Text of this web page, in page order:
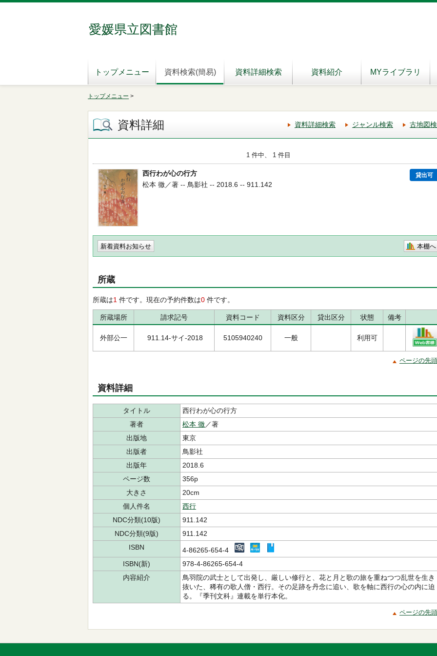
愛媛県立図書館
トップメニュー 資料検索(簡易) 資料詳細検索 資料紹介 MYライブラリ
トップメニュー >
資料詳細 資料詳細検索 ジャンル検索 古地図
1 件中、 1 件目
西行わが心の行方 貸出可
松本 徹／著 -- 鳥影社 -- 2018.6 -- 911.142
新着資料お知らせ 本棚へ
所蔵
所蔵は1 件です。現在の予約件数は0 件です。
所蔵場所 請求記号 資料コード 資料区分 貸出区分 状態 備考
外部公一 911.14-サイ-2018 5105940240 一般 利用可
ページの先
資料詳細
タイトル
西行わが心の行方
著者
松本 徹／著
出版地
東京
出版者
鳥影社
出版年
2018.6
ページ数
356p
大きさ
20cm
個人件名
西行
NDC分類(10版)
911.142
NDC分類(9版)
911.142
ISBN
4-86265-654-4
ISBN(新)
978-4-86265-654-4
内容紹介
鳥羽院の武士として出発し、厳しい修行と、花と月と歌の旅を重ねつつ乱世を生き
抜いた、稀有の歌人僧・西行。その足跡を丹念に追い、歌を軸に西行の心の内に迫
る。『季刊文科』連載を単行本化。
ページの先